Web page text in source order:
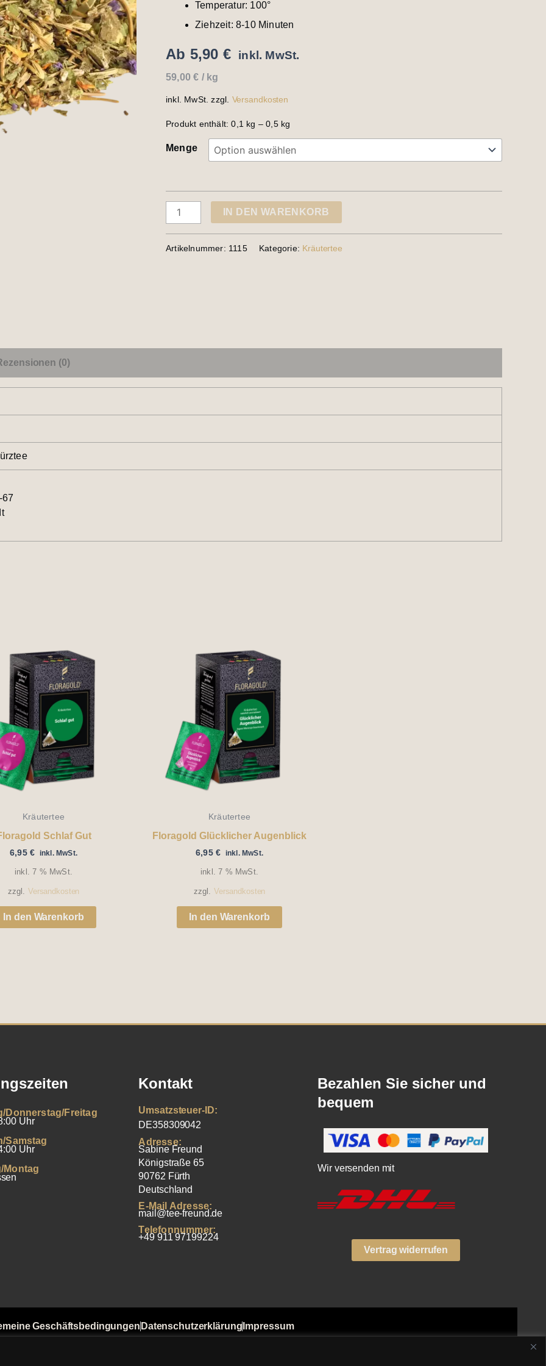
Temperatur: 100°
Ziehzeit: 8-10 Minuten
Ab 5,90 € inkl. MwSt.
59,00€ / kg
inkl. MwSt. zzgl. Versandkosten
Produkt enthält: 0,1 kg – 0,5 kg
Menge
IN DEN WARENKORB
Artikelnummer: 1115 Kategorie: Kräutertee
(0)
67
Kräutertee
Schlaf Gut
6,95€ inkl. MwSt.
inkl. 7 % MwSt.
zzgl. Versandkosten
In den Warenkorb
Kräutertee
Floragold Glücklicher Augenblick
6,95€ inkl. MwSt.
inkl. 7 % MwSt.
zzgl. Versandkosten
In den Warenkorb
Donnerstag/Freitag
Uhr
Samstag
Uhr
Montag
Kontakt
Umsatzsteuer-ID:
DE358309042
Adresse:
Sabine Freund
Königstraße 65
90762 Fürth
Deutschland
E-Mail Adresse:
mail@tee-freund.de
Telefonnummer:
+49 911 97199224
Bezahlen Sie sicher und
bequem
Wir versenden mit
Vertrag widerrufen
Geschäftsbedingungen Datenschutzerklärung Impressum